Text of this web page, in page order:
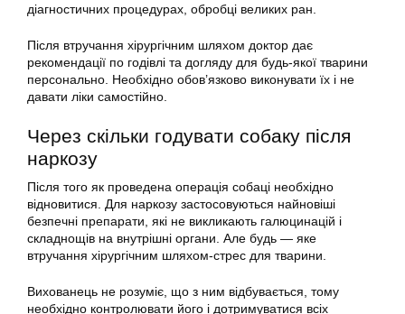
діагностичних процедурах, обробці великих ран.
Після втручання хірургічним шляхом доктор дає
рекомендації по годівлі та догляду для будь-якої тварини
персонально. Необхідно обов’язково виконувати їх і не
давати ліки самостійно.
Через скільки годувати собаку після
наркозу
Після того як проведена операція собаці необхідно
відновитися. Для наркозу застосовуються найновіші
безпечні препарати, які не викликають галюцинацій і
складнощів на внутрішні органи. Але будь — яке
втручання хірургічним шляхом-стрес для тварини.
Вихованець не розуміє, що з ним відбувається, тому
необхідно контролювати його і дотримуватися всіх